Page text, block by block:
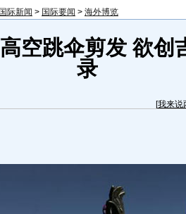
国际新闻 > 国际要闻 > 海外博览
空跳伞剪发 欲创
录
[我来说